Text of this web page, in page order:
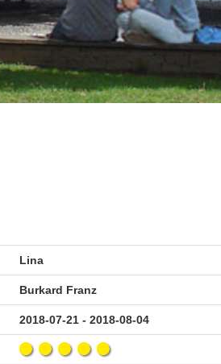
Lina
Burkard Franz
2018-07-21 - 2018-08-04